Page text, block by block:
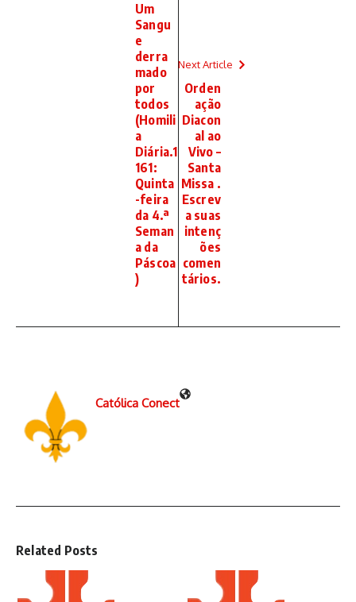
Um
Sangu
e
derra
mado
por
todos
(Homili
a
Diária.1
161:
Quinta
-feira
da 4.ª
Seman
a da
Páscoa
)
Next Article
Orden
ação
Diacon
al ao
Vivo –
Santa
Missa .
Escrev
a suas
intenç
ões
comen
tários.
Católica Conect
Related Posts